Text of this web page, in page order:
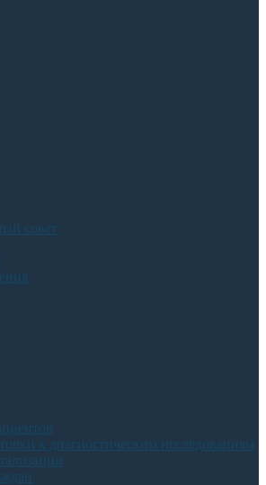
совет
к диагностическим исследованиям